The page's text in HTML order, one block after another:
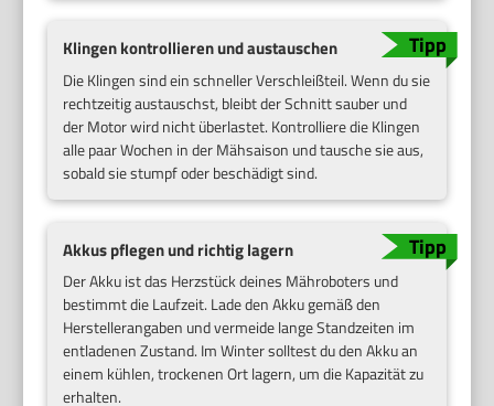
Klingen kontrollieren und austauschen
Die Klingen sind ein schneller Verschleißteil. Wenn du sie
rechtzeitig austauschst, bleibt der Schnitt sauber und
der Motor wird nicht überlastet. Kontrolliere die Klingen
alle paar Wochen in der Mähsaison und tausche sie aus,
sobald sie stumpf oder beschädigt sind.
Akkus pflegen und richtig lagern
Der Akku ist das Herzstück deines Mähroboters und
bestimmt die Laufzeit. Lade den Akku gemäß den
Herstellerangaben und vermeide lange Standzeiten im
entladenen Zustand. Im Winter solltest du den Akku an
einem kühlen, trockenen Ort lagern, um die Kapazität zu
erhalten.